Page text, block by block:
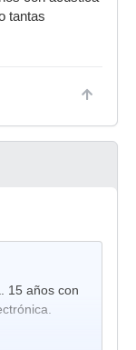
tantas
15 años con